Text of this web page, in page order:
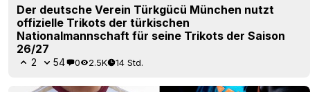
Der deutsche Verein Türkgücü München nutzt
offizielle Trikots der türkischen
Nationalmannschaft für seine Trikots der Saison
26/27
2 54 0 2.5K 14 Std.